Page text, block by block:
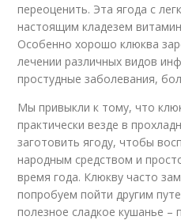
переоценить. Эта ягода с
настоящим кладезем
Особенно хорошо клюква
лечении различных видов
простудные заболевания,
Мы привыкли к тому, что
практически везде в
заготовить ягоду, чтобы
народным средством и
время года. Клюкву часто
попробуем пойти другим
полезное сладкое кушанье –